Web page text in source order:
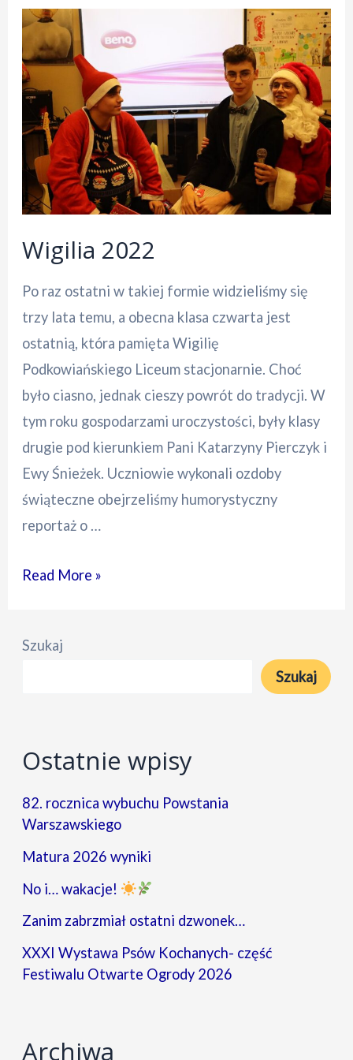
Wigilia 2022
Po raz ostatni w takiej formie widzieliśmy się
trzy lata temu, a obecna klasa czwarta jest
ostatnią, która pamięta Wigilię
Podkowiańskiego Liceum stacjonarnie. Choć
było ciasno, jednak cieszy powrót do tradycji. W
tym roku gospodarzami uroczystości, były klasy
drugie pod kierunkiem Pani Katarzyny Pierczyk i
Ewy Śnieżek. Uczniowie wykonali ozdoby
świąteczne obejrzeliśmy humorystyczny
reportaż o …
Wigilia
Read More »
Szukaj
Szukaj
Ostatnie wpisy
82. rocznica wybuchu Powstania
Warszawskiego
Matura 2026 wyniki
No i… wakacje!
Zanim zabrzmiał ostatni dzwonek…
XXXI Wystawa Psów Kochanych- część
Festiwalu Otwarte Ogrody 2026
Archiwa